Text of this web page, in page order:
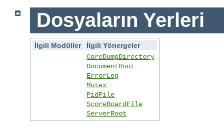
Dosyaların Yerleri
İlgili Modüller
İlgili Yönergeler
CoreDumpDirectory
DocumentRoot
ErrorLog
Mutex
PidFile
ScoreBoardFile
ServerRoot